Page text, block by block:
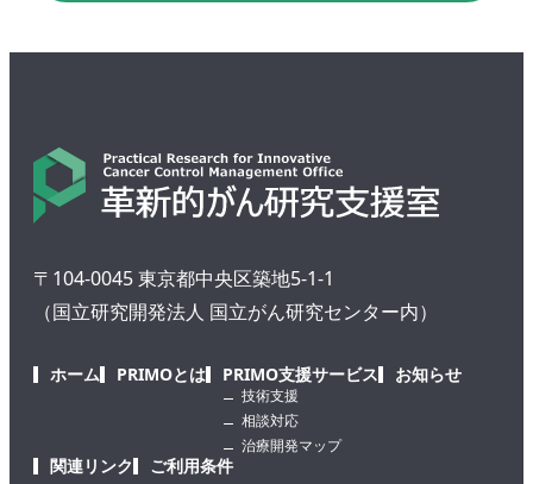
〒104-0045 東京都中央区築地5-1-1
（国立研究開発法人 国立がん研究センター内）
ホーム PRIMOとは PRIMO支援サービス
技術支援
相談対応
治療開発マップ
お知らせ
関連リンク ご利用条件